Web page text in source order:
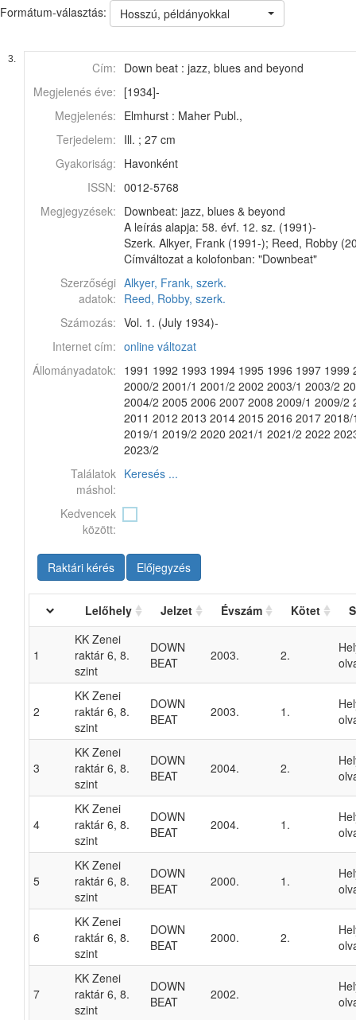
Formátum-választás: Hosszú, példányokkal
3.
Cím: Down beat : jazz, blues and beyond
Megjelenés éve: [1934]-
Megjelenés: Elmhurst : Maher Publ.,
Terjedelem: Ill. ; 27 cm
Gyakoriság: Havonként
ISSN: 0012-5768
Megjegyzések: Downbeat: jazz, blues & beyond
A leírás alapja: 58. évf. 12. sz. (1991)-
Szerk. Alkyer, Frank (1991-); Reed, Robby
Címváltozat a kolofonban: "Downbeat"
Szerzőségi
adatok:
Alkyer, Frank, szerk.
Reed, Robby, szerk.
Számozás: Vol. 1. (July 1934)-
Internet cím: online változat
Állományadatok: 1991 1992 1993 1994 1995 1996 1997 1999
2000/2 2001/1 2001/2 2002 2003/1 2003/2
2004/2 2005 2006 2007 2008 2009/1 2009/2
2011 2012 2013 2014 2015 2016 2017
2019/1 2019/2 2020 2021/1 2021/2 2022
2023/2
Találatok
máshol:
Keresés ...
Kedvencek
között:
Raktári kérés Előjegyzés
Lelőhely Jelzet Évszám Kötet
1
KK Zenei
raktár 6, 8.
szint
DOWN
BEAT
2003. 2.
2
KK Zenei
raktár 6, 8.
szint
DOWN
BEAT
2003. 1.
3
KK Zenei
raktár 6, 8.
szint
DOWN
BEAT
2004. 2.
4
KK Zenei
raktár 6, 8.
szint
DOWN
BEAT
2004. 1.
5
KK Zenei
raktár 6, 8.
szint
DOWN
BEAT
2000. 1.
6
KK Zenei
raktár 6, 8.
szint
DOWN
BEAT
2000. 2.
7
KK Zenei
raktár 6, 8.
szint
DOWN
BEAT
2002.